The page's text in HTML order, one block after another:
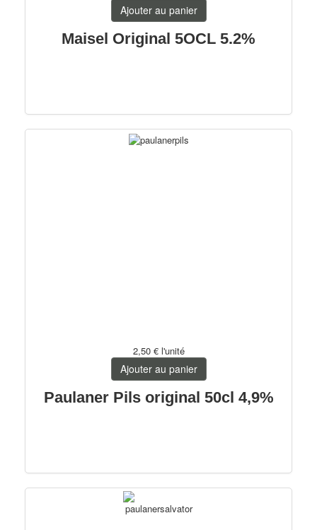
Ajouter au panier
Maisel Original 5OCL 5.2%
2,50 € l'unité
Ajouter au panier
Paulaner Pils original 50cl 4,9%